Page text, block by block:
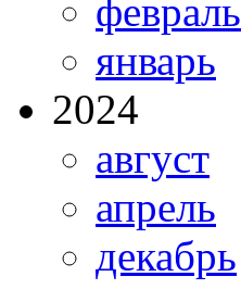
февраль
январь
2024
август
апрель
декабрь